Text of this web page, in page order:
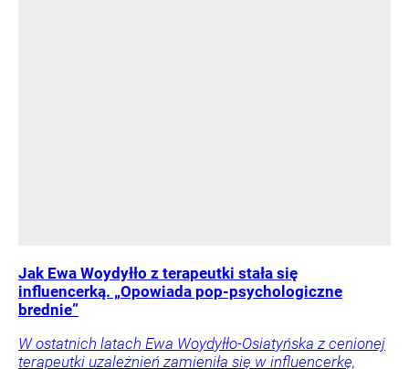
Jak Ewa Woydyłło z terapeutki stała się
influencerką. „Opowiada pop-psychologiczne
brednie”
W ostatnich latach Ewa Woydyłło-Osiatyńska z cenionej
terapeutki uzależnień zamieniła się w influencerkę,